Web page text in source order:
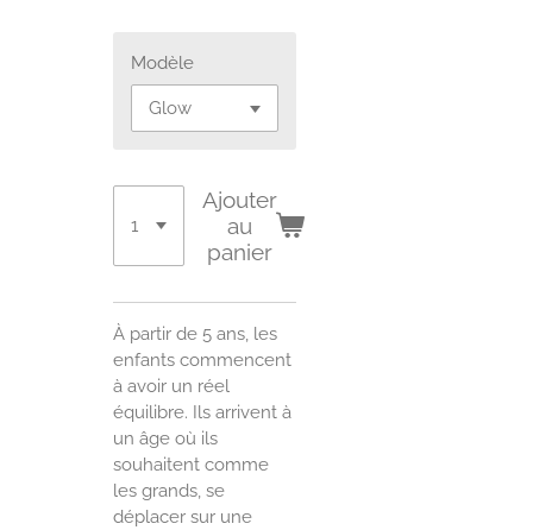
Modèle
Ajouter
au
panier
À partir de 5 ans, les
enfants commencent
à avoir un réel
équilibre. Ils arrivent à
un âge où ils
souhaitent comme
les grands, se
déplacer sur une